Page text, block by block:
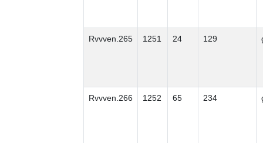
Rvvven.265 1251 24 129
Rvvven.266 1252 65 234